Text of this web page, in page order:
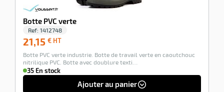
Botte PVC verte
Ref: 1412748
21,15 € HT
HT
Botte PVC verte industrie. Botte de travail verte en caoutchouc
nitrilique PVC. Botte avec doublure texti…
35 En stock
Ajouter au panier